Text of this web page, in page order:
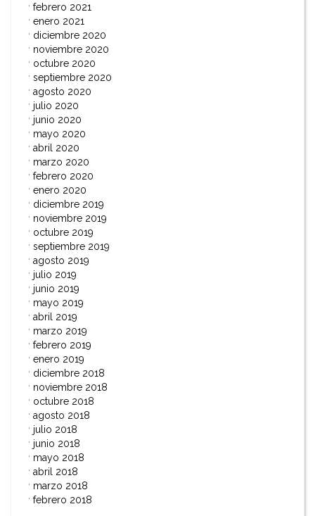
febrero 2021
enero 2021
diciembre 2020
noviembre 2020
octubre 2020
septiembre 2020
agosto 2020
julio 2020
junio 2020
mayo 2020
abril 2020
marzo 2020
febrero 2020
enero 2020
diciembre 2019
noviembre 2019
octubre 2019
septiembre 2019
agosto 2019
julio 2019
junio 2019
mayo 2019
abril 2019
marzo 2019
febrero 2019
enero 2019
diciembre 2018
noviembre 2018
octubre 2018
agosto 2018
julio 2018
junio 2018
mayo 2018
abril 2018
marzo 2018
febrero 2018